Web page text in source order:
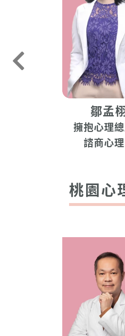
鄒孟
擁抱心理
諮商心
桃園心